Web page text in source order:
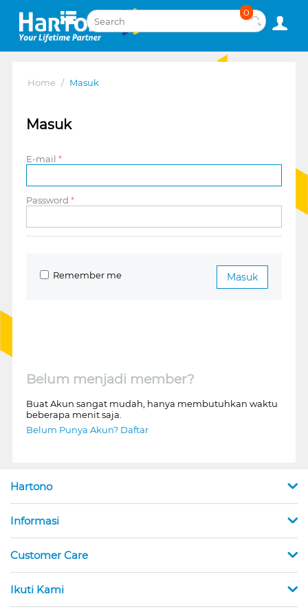
0
Home / Masuk
Masuk
E-mail
Password
Masuk
Remember me
Belum menjadi member?
Buat Akun sangat mudah, hanya membutuhkan waktu
beberapa menit saja.
Belum Punya Akun? Daftar
Hartono
Informasi
Customer Care
Ikuti Kami